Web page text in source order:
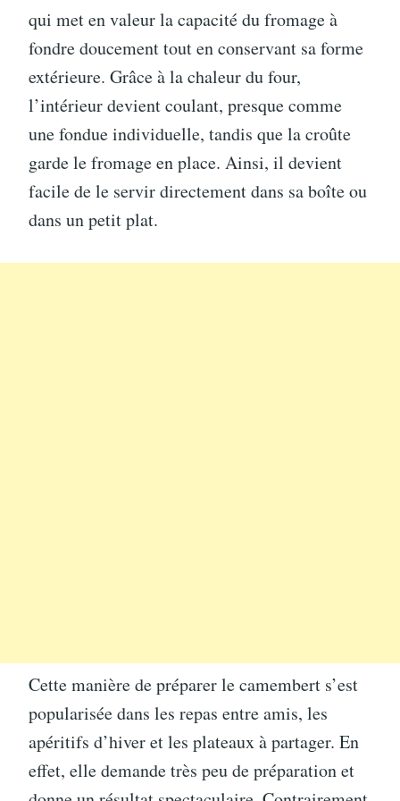
qui met en valeur la capacité du fromage à
fondre doucement tout en conservant sa forme
extérieure. Grâce à la chaleur du four,
l’intérieur devient coulant, presque comme
une fondue individuelle, tandis que la croûte
garde le fromage en place. Ainsi, il devient
facile de le servir directement dans sa boîte ou
dans un petit plat.
Cette manière de préparer le camembert s’est
popularisée dans les repas entre amis, les
apéritifs d’hiver et les plateaux à partager. En
effet, elle demande très peu de préparation et